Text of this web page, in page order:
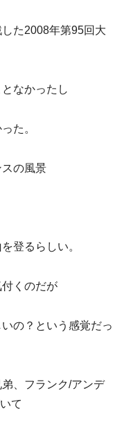
た2008年第95回大
なかったし
た。
の風景
登るらしい。
くのだが
の？という感覚だっ
、フランク/アンデ
て